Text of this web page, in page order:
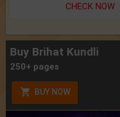
CHECK NOW
Buy Brihat Kundli
250+ pages
BUY NOW